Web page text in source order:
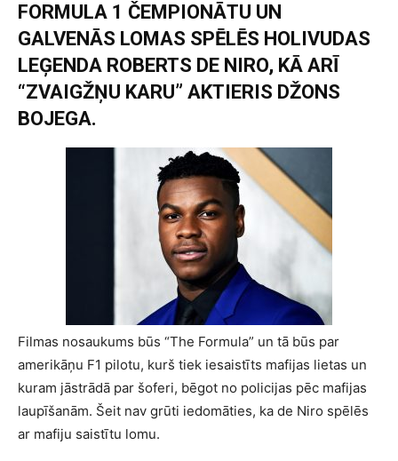
FORMULA 1 ČEMPIONĀTU UN
GALVENĀS LOMAS SPĒLĒS HOLIVUDAS
LEĢENDA ROBERTS DE NIRO, KĀ ARĪ
“ZVAIGŽŅU KARU” AKTIERIS DŽONS
BOJEGA.
Filmas nosaukums būs “The Formula” un tā būs par
amerikāņu F1 pilotu, kurš tiek iesaistīts mafijas lietas un
kuram jāstrādā par šoferi, bēgot no policijas pēc mafijas
laupīšanām. Šeit nav grūti iedomāties, ka de Niro spēlēs
ar mafiju saistītu lomu.